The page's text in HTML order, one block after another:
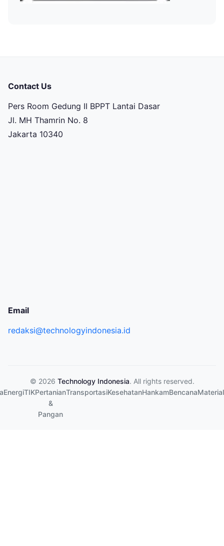
Contact Us
Pers Room Gedung II BPPT Lantai Dasar
Jl. MH Thamrin No. 8
Jakarta 10340
Email
redaksi@technologyindonesia.id
© 2026 Technology Indonesia. All rights reserved.
EnergiTIKPertanian
&
Pangan
TransportasiKesehatanHankamBencanaMaterial